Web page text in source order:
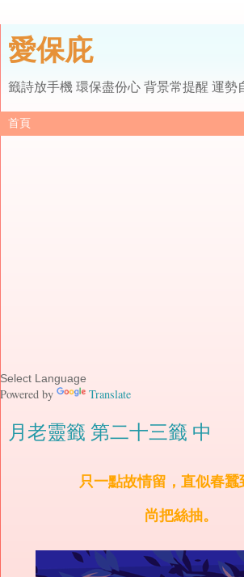
愛保庇
籤詩放手機 環保盡份心 背景常提醒 運勢
Powered by Translate
月老靈籤 第二十三籤 中
只一點故情留，直似春蠶
尚把絲抽。